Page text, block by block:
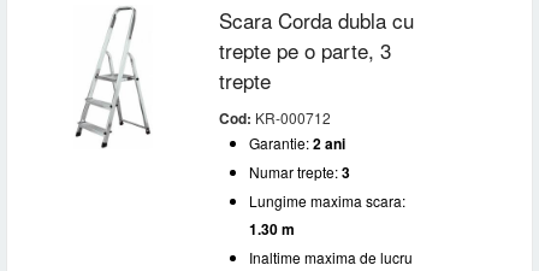
Scara Corda dubla cu
trepte pe o parte, 3
trepte
Cod: KR-000712
Garantie:2 ani
Numar trepte:3
Lungime maxima scara:
1.30 m
Inaltime maxima de lucru